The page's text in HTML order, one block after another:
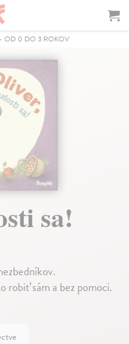
- OD 0 DO 3 ROKOV
sa!
robiť sám a bez pomoci.